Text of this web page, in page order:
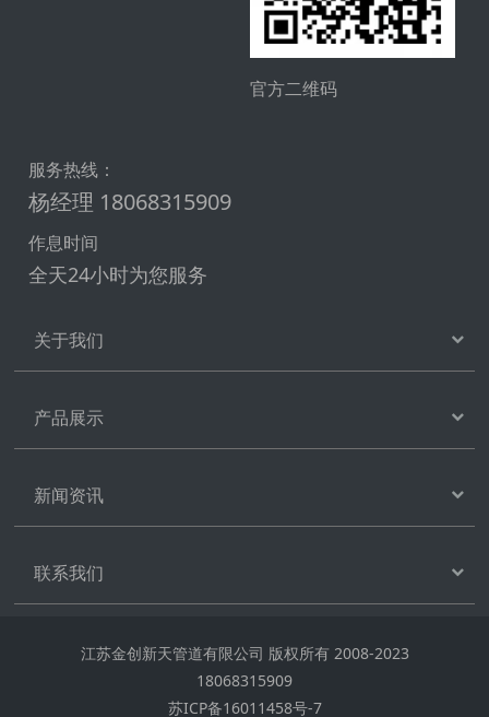
官方二维码
服务热线：
杨经理 18068315909
作息时间
全天24小时为您服务
关于我们
产品展示
新闻资讯
联系我们
江苏金创新天管道有限公司 版权所有 2008-2023
18068315909
苏ICP备16011458号-7